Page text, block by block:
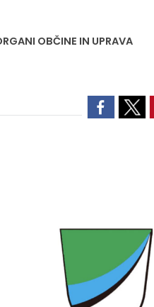
OBČINE IN UPRAVA